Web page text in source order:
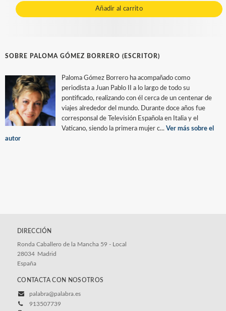
Añadir al carrito
SOBRE PALOMA GÓMEZ BORRERO (ESCRITOR)
Paloma Gómez Borrero ha acompañado como
periodista a Juan Pablo II a lo largo de todo su
pontificado, realizando con él cerca de un centenar de
viajes alrededor del mundo. Durante doce años fue
corresponsal de Televisión Española en Italia y el
Vaticano, siendo la primera mujer c... Ver más sobre el
autor
DIRECCIÓN
Ronda Caballero de la Mancha 59 - Local
28034 Madrid
España
CONTACTA CON NOSOTROS
palabra@palabra.es
913507739